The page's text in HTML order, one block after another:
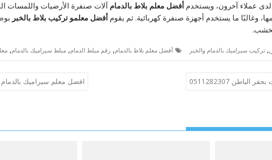
عملاء آخرون، ويستخدم أفضل معلم بلاط بالدمام آلات صنفرة الأرضيات واللمسات
وغالبًا ما يستخدم أجهزة صنفرة كهربائية. ثم يقوم أفضل معلمو تركيب بلاط بالخبر
, تركيب سيراميك بالدمام والخبر أفضل معلم بلاط بالدمام, رقم مبلط الدمام, مبلط سيراميك بالدمام,
0511282307 افضل معلم سيراميك بالدمام 0543179616